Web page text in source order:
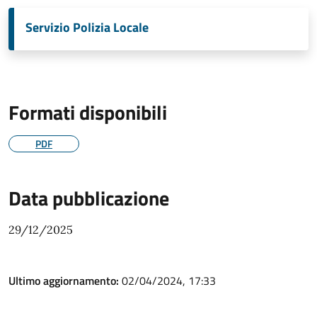
Servizio Polizia Locale
Formati disponibili
PDF
Data pubblicazione
29/12/2025
Ultimo aggiornamento: 02/04/2024, 17:33